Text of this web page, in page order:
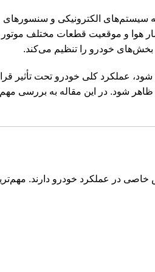
سیستم‌های الکترونیکی و
هوا و موقعیت قطعات مختلف موتور
ظاهر شود. در این مقاله به بررسی
در عملکرد خودرو دارند. مهم‌ترین